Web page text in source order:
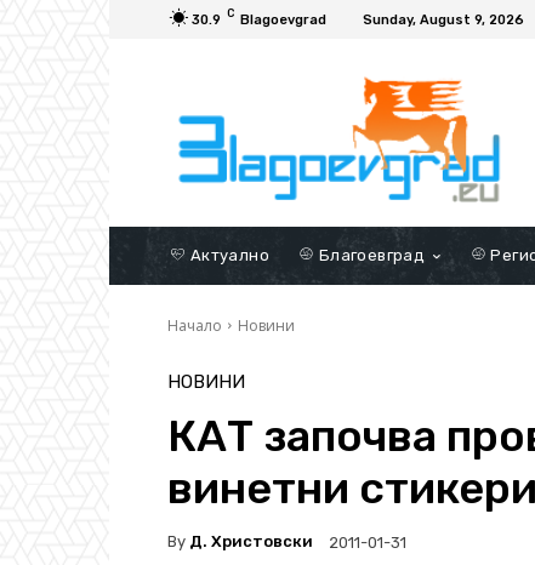
30.9 C Blagoevgrad Sunday, August 9, 2026
Актуално Благоевград
Начало Новини
НОВИНИ
КАТ започва
винетни стикери
By Д. Христовски 2011-01-31